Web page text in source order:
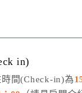
動，皆為次日計
in)
間(Check-in)為